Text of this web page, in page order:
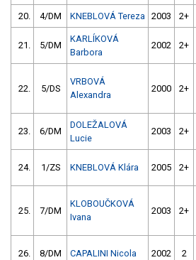
20. 4/DM KNEBLOVÁ Tereza 2003 2+
21. 5/DM
KARLÍKOVÁ
Barbora
2002 2+
22. 5/DS
VRBOVÁ
Alexandra
2000 2+
23. 6/DM
DOLEŽALOVÁ
Lucie
2003 2+
24. 1/ZS KNEBLOVÁ Klára 2005 2+
25. 7/DM
KLOBOUČKOVÁ
Ivana
2003 2+
26. 8/DM CAPALINI Nicola 2002 2